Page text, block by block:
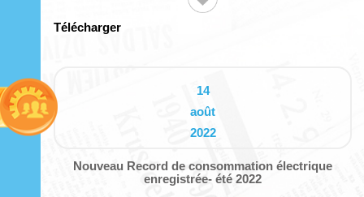
Télécharger
14
août
2022
Nouveau Record de consommation électrique
enregistrée- été 2022